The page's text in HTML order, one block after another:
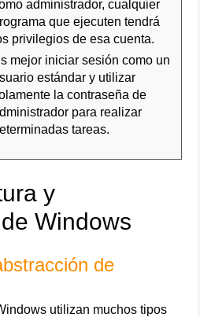
administrador, cualquier
que ejecuten tendrá
privilegios de esa cuenta.
mejor iniciar sesión como un
estándar y utilizar
la contraseña de
para realizar
tareas.
y
Windows
de
utilizan muchos tipos